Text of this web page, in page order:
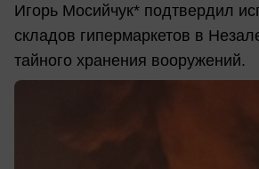
Игорь Мосийчук* подтвердил
складов гипермаркетов в
тайного хранения вооружений.